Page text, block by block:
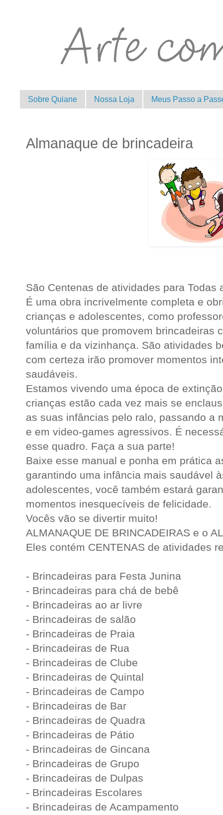
Sobre Quiane Nossa Loja Meus Passo a
Almanaque de brincadeira
São Centenas de atividades para Todas
É uma obra incrivelmente completa e
crianças e adolescentes, como
voluntários que promovem brincadeiras
família e da vizinhança. São atividades
com certeza irão promover momentos
saudáveis.
Estamos vivendo uma época de
crianças estão cada vez mais se
as suas infâncias pelo ralo, passando a
e em video-games agressivos. É
esse quadro. Faça a sua parte!
Baixe esse manual e ponha em prática
garantindo uma infância mais saudável
adolescentes, você também estará
momentos inesquecíveis de felicidade.
Vocês vão se divertir muito!
ALMANAQUE DE BRINCADEIRAS e o
Eles contém CENTENAS de atividades
- Brincadeiras para Festa Junina
- Brincadeiras para chá de bebê
- Brincadeiras ao ar livre
- Brincadeiras de salão
- Brincadeiras de Praia
- Brincadeiras de Rua
- Brincadeiras de Clube
- Brincadeiras de Quintal
- Brincadeiras de Campo
- Brincadeiras de Bar
- Brincadeiras de Quadra
- Brincadeiras de Pátio
- Brincadeiras de Gincana
- Brincadeiras de Grupo
- Brincadeiras de Dulpas
- Brincadeiras Escolares
- Brincadeiras de Acampamento